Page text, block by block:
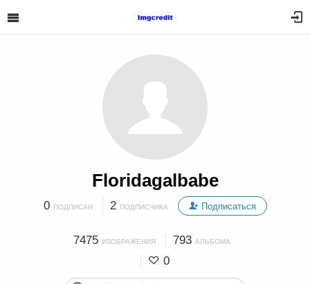
Floridagalbabe
0 ПОДПИСАН 2 ПОДПИСЧИКА Подписаться
7475 ИЗОБРАЖЕНИЯ 793 АЛЬБОМА
0